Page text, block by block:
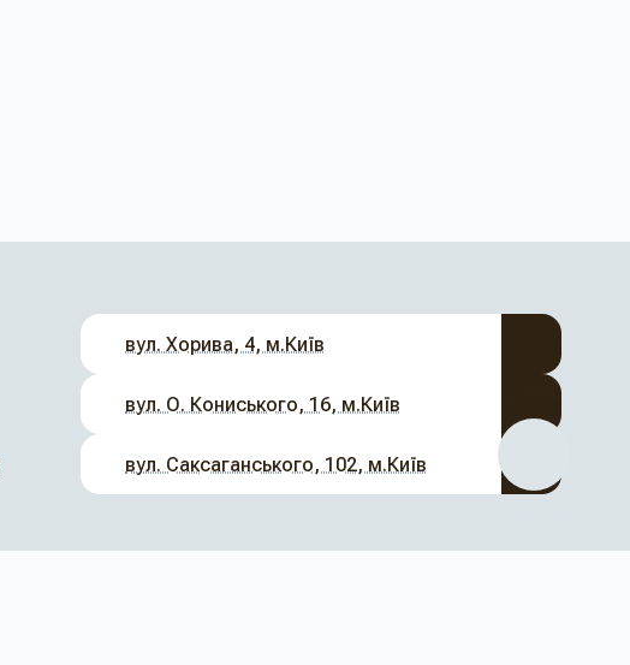
вул. Хорива, 4, м.Київ
вул. О. Кониського, 16, м.Київ
вул. Саксаганського, 102, м.Київ